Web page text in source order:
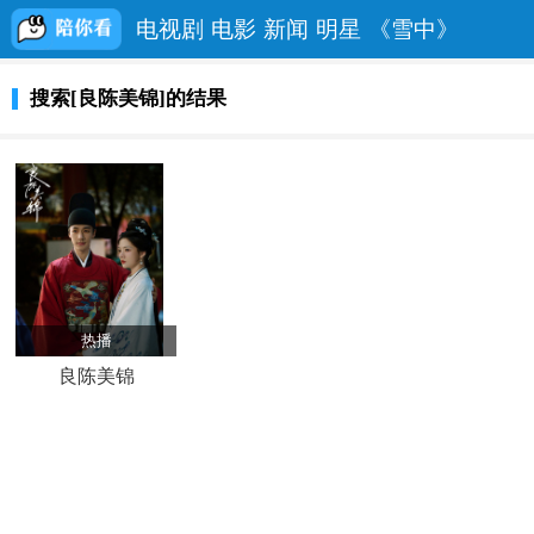
电视剧 电影 新闻 明星 《雪中》
搜索[良陈美锦]的结果
热播
良陈美锦